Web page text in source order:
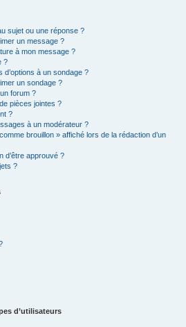
sujet ou une réponse ?
un message ?
à mon message ?
?
d’options à un sondage ?
un sondage ?
forum ?
pièces jointes ?
?
à un modérateur ?
brouillon » affiché lors de la rédaction d’un
d’être approuvé ?
?
d’utilisateurs